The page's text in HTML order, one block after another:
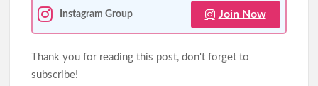
Instagram Group Join Now
Thank you for reading this post, don't forget to
subscribe!